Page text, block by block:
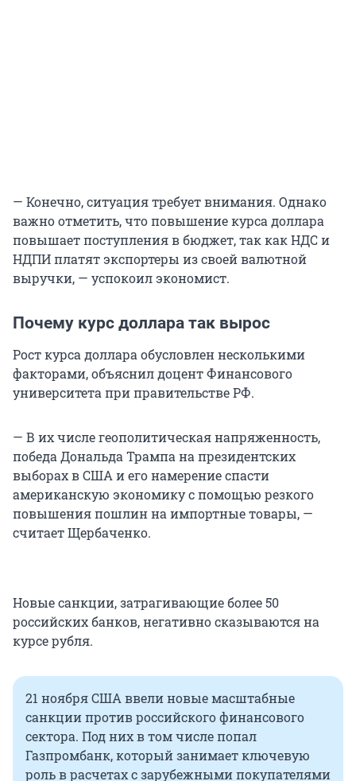
— Конечно, ситуация требует внимания. Однако
важно отметить, что повышение курса доллара
повышает поступления в бюджет, так как НДС и
НДПИ платят экспортеры из своей валютной
выручки, — успокоил экономист.
Почему курс доллара так вырос
Рост курса доллара обусловлен несколькими
факторами, объяснил доцент Финансового
университета при правительстве РФ.
— В их числе геополитическая напряженность,
победа Дональда Трампа на президентских
выборах в США и его намерение спасти
американскую экономику с помощью резкого
повышения пошлин на импортные товары, —
считает Щербаченко.
Новые санкции, затрагивающие более 50
российских банков, негативно сказываются на
курсе рубля.
21 ноября США ввели новые масштабные
санкции против российского финансового
сектора. Под них в том числе попал
Газпромбанк, который занимает ключевую
роль в расчетах с зарубежными покупателями